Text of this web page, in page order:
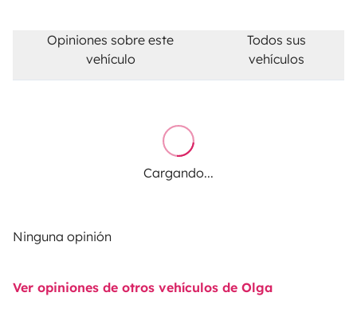
Opiniones sobre este
vehículo
Todos sus
vehículos
Cargando...
Ninguna opinión
Ver opiniones de otros vehículos de Olga